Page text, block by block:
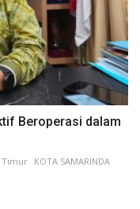
Beroperasi dalam
Timur
KOTA SAMARINDA